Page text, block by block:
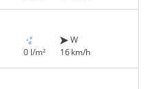
0 l/m²
W
16 km/h